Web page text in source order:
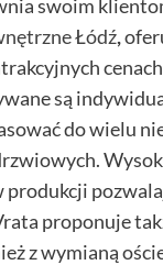
swoim
Łódź,
są
do wielu
produkcji
proponuje
z wymianą